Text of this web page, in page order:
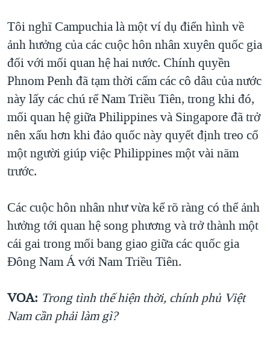
Tôi nghĩ Campuchia là một ví dụ điển hình về
ảnh hưởng của các cuộc hôn nhân xuyên quốc gia
đối với mối quan hệ hai nước. Chính quyền
Phnom Penh đã tạm thời cấm các cô dâu của nước
này lấy các chú rể Nam Triều Tiên, trong khi đó,
mối quan hệ giữa Philippines và Singapore đã trở
nên xấu hơn khi đảo quốc này quyết định treo cổ
một người giúp việc Philippines một vài năm
trước.
Các cuộc hôn nhân như vừa kể rõ ràng có thể ảnh
hưởng tới quan hệ song phương và trở thành một
cái gai trong mối bang giao giữa các quốc gia
Đông Nam Á với Nam Triều Tiên.
VOA: Trong tình thế hiện thời, chính phủ Việt
Nam cần phải làm gì?